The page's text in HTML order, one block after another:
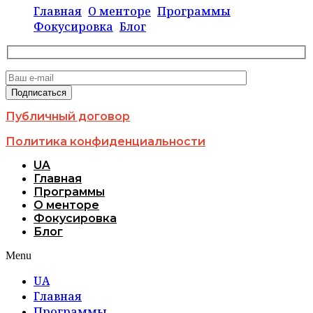
Главная О менторе Программы
Фокусировка Блог
Публичный договор
Политика конфиденциальности
UA
Главная
Программы
О менторе
Фокусировка
Блог
Menu
UA
Главная